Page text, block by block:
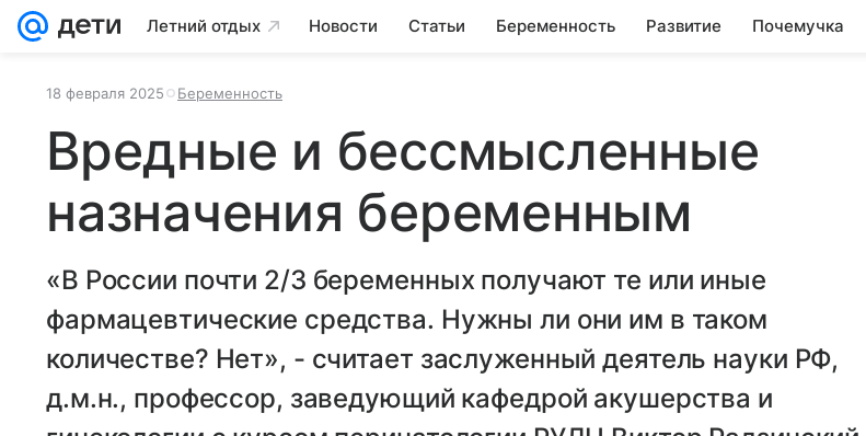
Летний отдых Новости Статьи Беременность Развитие Почемучка
18 февраля 2025 Беременность
Вредные и бессмысленные
назначения беременным
«В России почти 2/3 беременных получают те или иные
фармацевтические средства. Нужны ли они им в таком
количестве? Нет», - считает заслуженный деятель науки РФ,
д.м.н., профессор, заведующий кафедрой акушерства и